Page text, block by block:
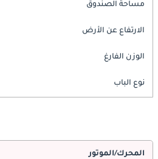
مساحة الصندوق
الارتفاع عن الأرض
الوزن الفارغ
نوع الباب
المحرك/الموتور